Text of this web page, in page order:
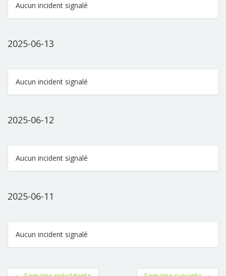
Aucun incident signalé
2025-06-13
Aucun incident signalé
2025-06-12
Aucun incident signalé
2025-06-11
Aucun incident signalé